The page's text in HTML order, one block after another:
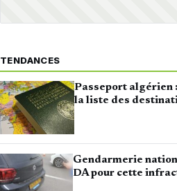
TENDANCES
Passeport algérien
la liste des
Gendarmerie
DA pour cette